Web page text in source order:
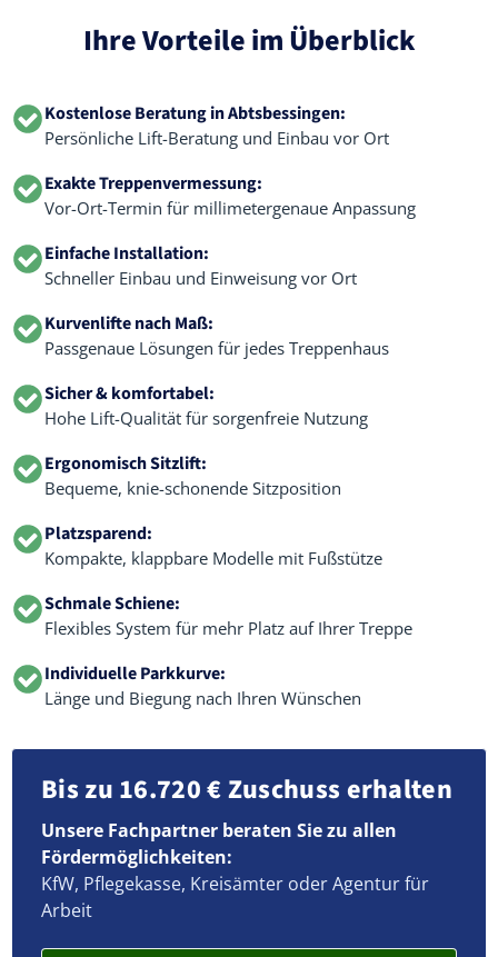
Ihre Vorteile im Überblick
Kostenlose Beratung in Abtsbessingen:
Persönliche Lift-Beratung und Einbau vor Ort
Exakte Treppenvermessung:
Vor-Ort-Termin für millimetergenaue Anpassung
Einfache Installation:
Schneller Einbau und Einweisung vor Ort
Kurvenlifte nach Maß:
Passgenaue Lösungen für jedes Treppenhaus
Sicher & komfortabel:
Hohe Lift-Qualität für sorgenfreie Nutzung
Ergonomisch Sitzlift:
Bequeme, knie-schonende Sitzposition
Platzsparend:
Kompakte, klappbare Modelle mit Fußstütze
Schmale Schiene:
Flexibles System für mehr Platz auf Ihrer Treppe
Individuelle Parkkurve:
Länge und Biegung nach Ihren Wünschen
Bis zu 16.720 € Zuschuss erhalten
Unsere Fachpartner beraten Sie zu allen
Fördermöglichkeiten:
KfW, Pflegekasse, Kreisämter oder Agentur für
Arbeit